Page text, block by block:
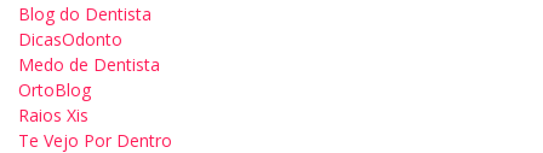
Blog do Dentista
DicasOdonto
Medo de Dentista
OrtoBlog
Raios Xis
Te Vejo Por Dentro